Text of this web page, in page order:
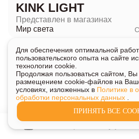
KINK LIGHT
Представлен в магазинах
Мир света
Для обеспечения оптимальной
пользовательского опыта на сайте
технологии cookie.
Продолжая пользоваться сайтом, Вы
размещением cookie-файлов на
условиях, изложенных в Политике в
обработки персональных данных
ПРИНЯТЬ ВСЕ